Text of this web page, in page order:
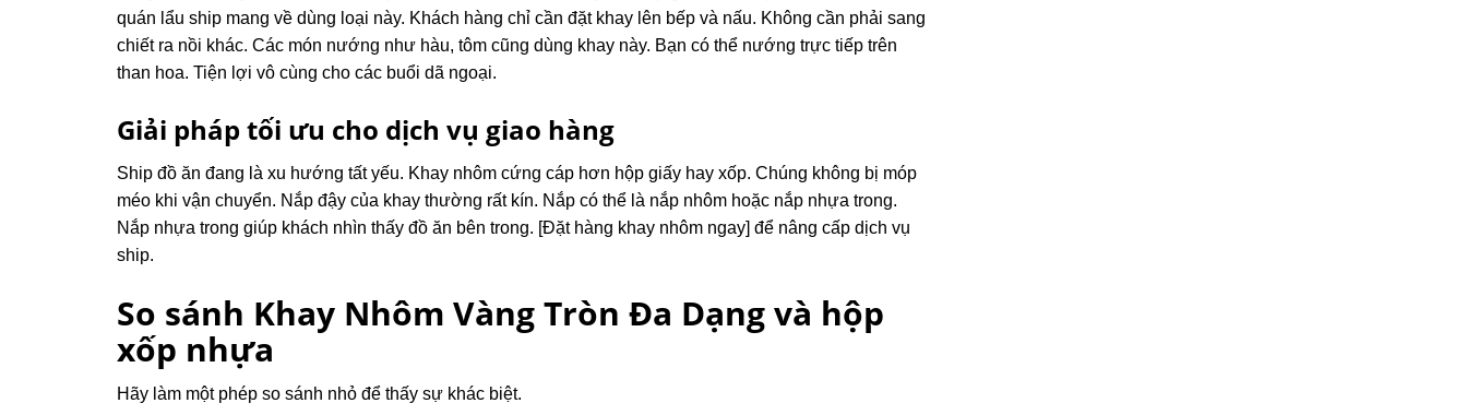
quán lẩu ship mang về dùng loại này. Khách hàng chỉ cần đặt khay lên bếp và nấu. Không cần phải sang
chiết ra nồi khác. Các món nướng như hàu, tôm cũng dùng khay này. Bạn có thể nướng trực tiếp trên
than hoa. Tiện lợi vô cùng cho các buổi dã ngoại.
Giải pháp tối ưu cho dịch vụ giao hàng
Ship đồ ăn đang là xu hướng tất yếu. Khay nhôm cứng cáp hơn hộp giấy hay xốp. Chúng không bị móp
méo khi vận chuyển. Nắp đậy của khay thường rất kín. Nắp có thể là nắp nhôm hoặc nắp nhựa trong.
Nắp nhựa trong giúp khách nhìn thấy đồ ăn bên trong. [Đặt hàng khay nhôm ngay] để nâng cấp dịch vụ
ship.
So sánh Khay Nhôm Vàng Tròn Đa Dạngvà hộp
xốp nhựa
Hãy làm một phép so sánh nhỏ để thấy sự khác biệt.